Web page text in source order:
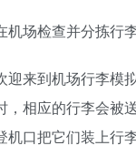
机场检查并分拣行
迎来到机场行李模
，相应的行李会被
机口把它们装上行